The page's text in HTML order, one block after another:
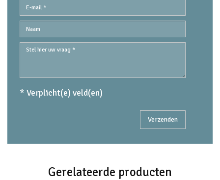
* Verplicht(e) veld(en)
Gerelateerde producten